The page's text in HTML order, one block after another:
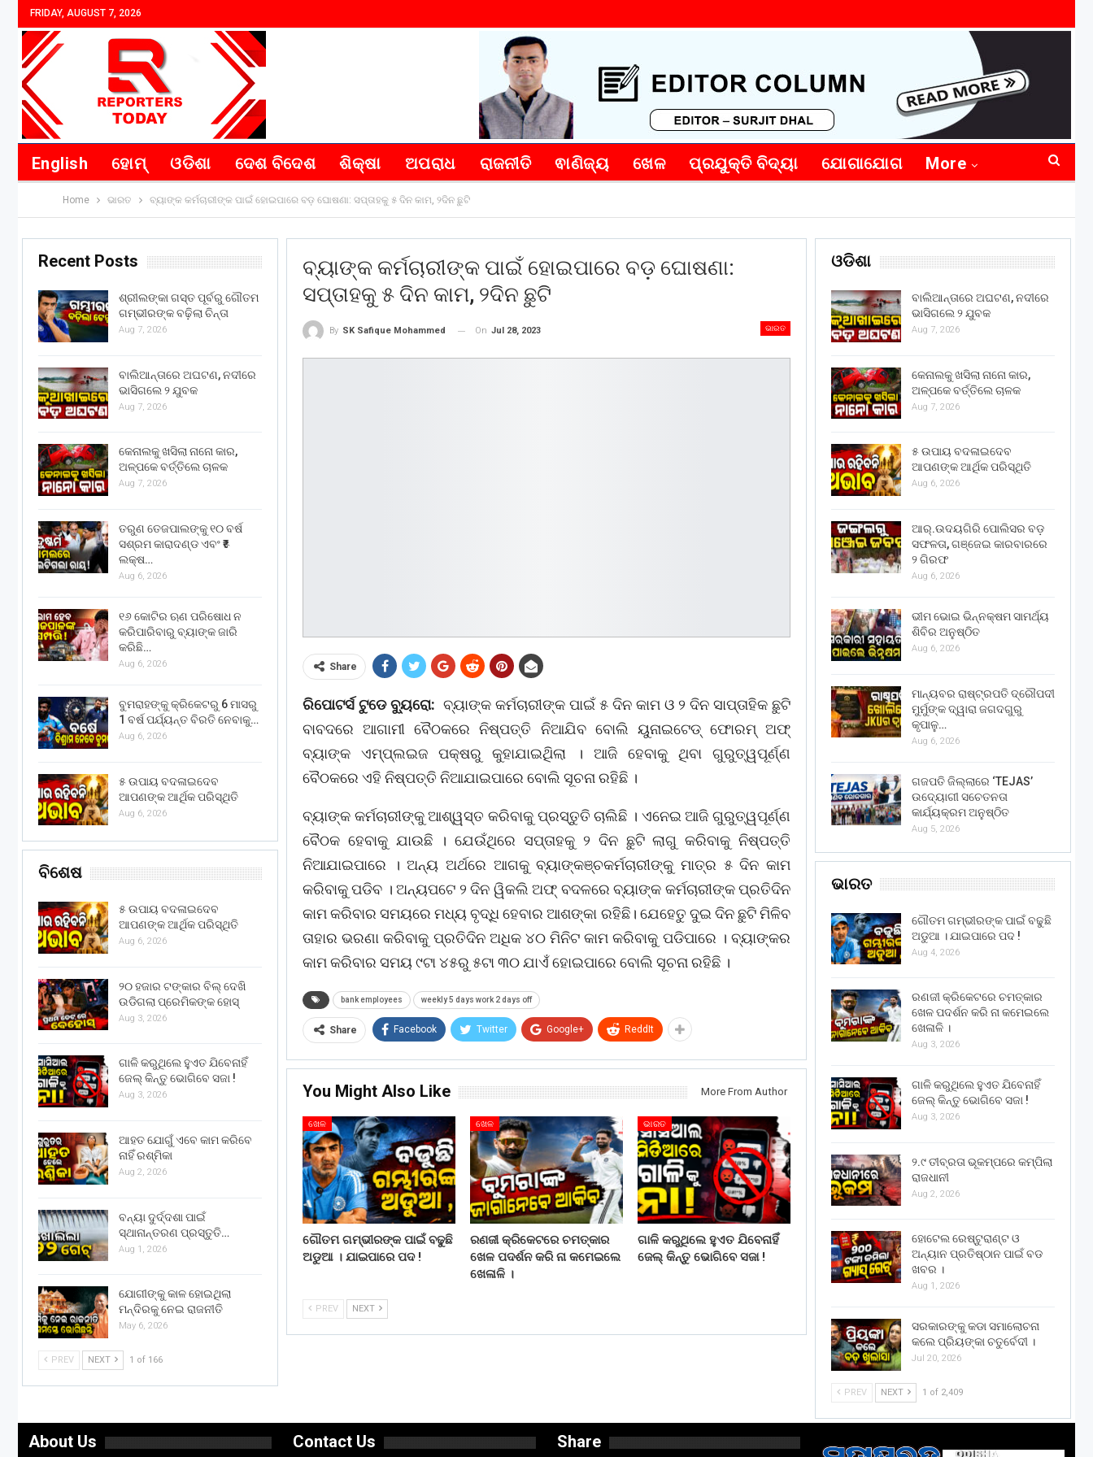
FRIDAY, AUGUST 7, 2026
English ହୋମ୍ ଓଡିଶା ଦେଶ ବିଦେଶ ଶିକ୍ଷା ଅପରାଧ ରାଜନୀତି ଵାଣିଜ୍ୟ ଖେଳ ପ୍ରଯୁକ୍ତି ବିଦ୍ୟା ଯୋଗାଯୋଗ More
Home ଭାରତ ବ୍ୟାଙ୍କ କର୍ମଚାରୀଙ୍କ ପାଇଁ ହୋଇପାରେ ବଡ଼ ଘୋଷଣା: ସପ୍ତାହକୁ ୫ ଦିନ କାମ, ୨ଦିନ ଛୁଟି
ବ୍ୟାଙ୍କ କର୍ମଚାରୀଙ୍କ ପାଇଁ ହୋଇପାରେ ବଡ଼ ଘୋଷଣା:
ସପ୍ତାହକୁ ୫ ଦିନ କାମ, ୨ଦିନ ଛୁଟି
ଭାରତ
By SK Safique Mohammed On Jul 28, 2023
Share
ରିପୋଟର୍ସ ଟୁଡେ ବ୍ୟୁରୋ: ବ୍ୟାଙ୍କ କର୍ମଚାରୀଙ୍କ ପାଇଁ ୫ ଦିନ କାମ ଓ ୨ ଦିନ ସାପ୍ତାହିକ ଛୁଟି
ବାବଦରେ ଆଗାମୀ ବୈଠକରେ ନିଷ୍ପତ୍ତି ନିଆଯିବ ବୋଲି ୟୁନାଇଟେଡ୍ ଫୋରମ୍ ଅଫ୍
ବ୍ୟାଙ୍କ ଏମ୍ପ୍ଲଇଜ ପକ୍ଷରୁ କୁହାଯାଇଥିିଲା । ଆଜି ହେବାକୁ ଥିବା ଗୁରୁତ୍ୱପୂର୍ଣ୍ଣ
ବୈଠକରେ ଏହି ନିଷ୍ପତ୍ତି ନିଆଯାଇପାରେ ବୋଲି ସୂଚନା ରହିଛି ।
ବ୍ୟାଙ୍କ କର୍ମଚାରୀଙ୍କୁ ଆଶ୍ୱସ୍ତ କରିବାକୁ ପ୍ରସ୍ତୁତି ଚାଲିଛି । ଏନେଇ ଆଜି ଗୁରୁତ୍ୱପୂର୍ଣ୍ଣ
ବୈଠକ ହେବାକୁ ଯାଉଛି । ଯେଉଁଥିରେ ସପ୍ତାହକୁ ୨ ଦିନ ଛୁଟି ଲାଗୁ କରିବାକୁ ନିଷ୍ପତ୍ତି
ନିଆଯାଇପାରେ । ଅନ୍ୟ ଅର୍ଥରେ ଆଗକୁ ବ୍ୟାଙ୍କଞ୍ଚକର୍ମଚାରୀଙ୍କୁ ମାତ୍ର ୫ ଦିନ କାମ
କରିବାକୁ ପଡିବ । ଅନ୍ୟପଟେ ୨ ଦିନ ୱିକଲି ଅଫ୍ ବଦଳରେ ବ୍ୟାଙ୍କ କର୍ମଚାରୀଙ୍କ ପ୍ରତିଦିନ
କାମ କରିବାର ସମୟରେ ମଧ୍ୟ ବୃଦ୍ଧି ହେବାର ଆଶଙ୍କା ରହିଛି। ଯେହେତୁ ଦୁଇ ଦିନ ଛୁଟି ମିଳିବ
ତାହାର ଭରଣା କରିବାକୁ ପ୍ରତିଦିନ ଅଧିକ ୪୦ ମିନିଟ କାମ କରିବାକୁ ପଡିପାରେ । ବ୍ୟାଙ୍କର
କାମ କରିବାର ସମୟ ୯ଟା ୪୫ରୁ ୫ଟା ୩୦ ଯାଏଁ ହୋଇପାରେ ବୋଲି ସୂଚନା ରହିଛି ।
bank employees weekly 5 days work 2 days off
Share Facebook Twitter Google+ ReddIt
You Might Also Like More From Author
ଖେଳ
ଗୌତମ ଗମ୍ଭୀରଙ୍କ ପାଇଁ ବଢୁଛି
ଅଡୁଆ । ଯାଇପାରେ ପଦ !
ଖେଳ
ରଣଜୀ କ୍ରିକେଟରେ ଚମତ୍କାର
ଖେଳ ପଦର୍ଶନ କରି ନା କମେଇଲେ
ଖେଳାଳି ।
ଭାରତ
ଗାଳି କରୁଥିଲେ ହୁଏତ ଯିବେନାହିଁ
ଜେଲ୍ କିନ୍ତୁ ଭୋଗିବେ ସଜା !
PREV NEXT
ଓଡିଶା
ବାଲିଆନ୍ତାରେ ଅଘଟଣ, ନଦୀରେ
ଭାସିଗଲେ ୨ ଯୁବକ
Aug 7, 2026
କେନାଲକୁ ଖସିଲା ନାନୋ କାର,
ଅଳ୍ପକେ ବର୍ତ୍ତିଲେ ଚାଳକ
Aug 7, 2026
୫ ଉପାୟ ବଦଳାଇଦେବ
ଆପଣଙ୍କ ଆର୍ଥିକ ପରିସ୍ଥିତି
Aug 6, 2026
ଆର୍.ଉଦୟଗିରି ପୋଲିସର ବଡ଼
ସଫଳତା, ଗଞ୍ଜେଇ କାରବାରରେ
୨ ଗିରଫ
Aug 6, 2026
ଭୀମ ଭୋଇ ଭିନ୍ନକ୍ଷମ ସାମର୍ଥ୍ୟ
ଶିବିର ଅନୁଷ୍ଠିତ
Aug 6, 2026
ମାନ୍ୟବର ରାଷ୍ଟ୍ରପତି ଦ୍ରୌପଦୀ
ମୁର୍ମୁଙ୍କ ଦ୍ୱାରା ଜଗଦଗୁରୁ
କୃପାଳୁ…
Aug 6, 2026
ଗଜପତି ଜିଲ୍ଲାରେ ‘TEJAS’
ଉଦ୍ୟୋଗୀ ସଚେତନତା
କାର୍ଯ୍ୟକ୍ରମ ଅନୁଷ୍ଠିତ
Aug 5, 2026
ଭାରତ
ଗୌତମ ଗମ୍ଭୀରଙ୍କ ପାଇଁ ବଢୁଛି
ଅଡୁଆ । ଯାଇପାରେ ପଦ !
Aug 4, 2026
ରଣଜୀ କ୍ରିକେଟରେ ଚମତ୍କାର
ଖେଳ ପଦର୍ଶନ କରି ନା କମେଇଲେ
ଖେଳାଳି ।
Aug 3, 2026
ଗାଳି କରୁଥିଲେ ହୁଏତ ଯିବେନାହିଁ
ଜେଲ୍ କିନ୍ତୁ ଭୋଗିବେ ସଜା !
Aug 3, 2026
୨.୯ ତୀବ୍ରତା ଭୂକମ୍ପରେ କମ୍ପିଲା
ରାଜଧାନୀ
Aug 2, 2026
ହୋଟେଲ ରେଷ୍ଟୁରାଣ୍ଟ ଓ
ଅନ୍ୟାନ ପ୍ରତିଷ୍ଠାନ ପାଇଁ ବଡ
ଖବର ।
Aug 1, 2026
ସରକାରଙ୍କୁ କଡା ସମାଲୋଚନା
କଲେ ପ୍ରିୟଙ୍କା ଚତୁର୍ବେଦୀ ।
Jul 20, 2026
PREV NEXT 1 of 2,409
Recent Posts
ଶ୍ରୀଲଙ୍କା ଗସ୍ତ ପୂର୍ବରୁ ଗୌତମ
ଗମ୍ଭୀରଙ୍କ ବଢ଼ିଲା ଚିନ୍ତା
Aug 7, 2026
ବାଲିଆନ୍ତାରେ ଅଘଟଣ, ନଦୀରେ
ଭାସିଗଲେ ୨ ଯୁବକ
Aug 7, 2026
କେନାଲକୁ ଖସିଲା ନାନୋ କାର,
ଅଳ୍ପକେ ବର୍ତ୍ତିଲେ ଚାଳକ
Aug 7, 2026
ତରୁଣ ତେଜପାଲଙ୍କୁ ୧୦ ବର୍ଷ
ସଶ୍ରମ କାରାଦଣ୍ଡ ଏବଂ ₹୫
ଲକ୍ଷ…
Aug 6, 2026
୧୬ କୋଟିର ଋଣ ପରିଷୋଧ ନ
କରିପାରିବାରୁ ବ୍ୟାଙ୍କ ଜାରି
କରିଛି…
Aug 6, 2026
ବୁମରାହଙ୍କୁ କ୍ରିକେଟରୁ 6 ମାସରୁ
1 ବର୍ଷ ପର୍ଯ୍ୟନ୍ତ ବିରତି ନେବାକୁ…
Aug 6, 2026
୫ ଉପାୟ ବଦଳାଇଦେବ
ଆପଣଙ୍କ ଆର୍ଥିକ ପରିସ୍ଥିତି
Aug 6, 2026
ବିଶେଷ
୫ ଉପାୟ ବଦଳାଇଦେବ
ଆପଣଙ୍କ ଆର୍ଥିକ ପରିସ୍ଥିତି
Aug 6, 2026
୨୦ ହଜାର ଟଙ୍କାର ବିଲ୍ ଦେଖି
ଉଡିଗଲା ପ୍ରେମିକଙ୍କ ହୋସ୍
Aug 3, 2026
ଗାଳି କରୁଥିଲେ ହୁଏତ ଯିବେନାହିଁ
ଜେଲ୍ କିନ୍ତୁ ଭୋଗିବେ ସଜା !
Aug 3, 2026
ଆହତ ଯୋଗୁଁ ଏବେ କାମ କରିବେ
ନାହିଁ ରଶ୍ମିକା
Aug 2, 2026
ବନ୍ୟା ଦୁର୍ଦ୍ଦଶା ପାଇଁ
ସ୍ଥାନାନ୍ତରଣ ପ୍ରସ୍ତୁତି…
Aug 1, 2026
ଯୋଗୀଙ୍କୁ କାଳ ହୋଇଥିଲା
ମନ୍ଦିରକୁ ନେଇ ରାଜନୀତି
May 6, 2026
PREV NEXT 1 of 166
About Us Contact Us Share